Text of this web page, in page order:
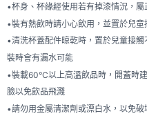
•杯身、杯緣經使用若有掉漆情況，
•裝有熱飲時請小心飲用，並置於兒
•清洗杯蓋配件晾乾時，置於兒童接
裝時會有漏水可能
•裝載60°C以上高溫飲品時，開蓋時
臉以免飲品飛濺
•請勿用金屬清潔劑或漂白水，以免破